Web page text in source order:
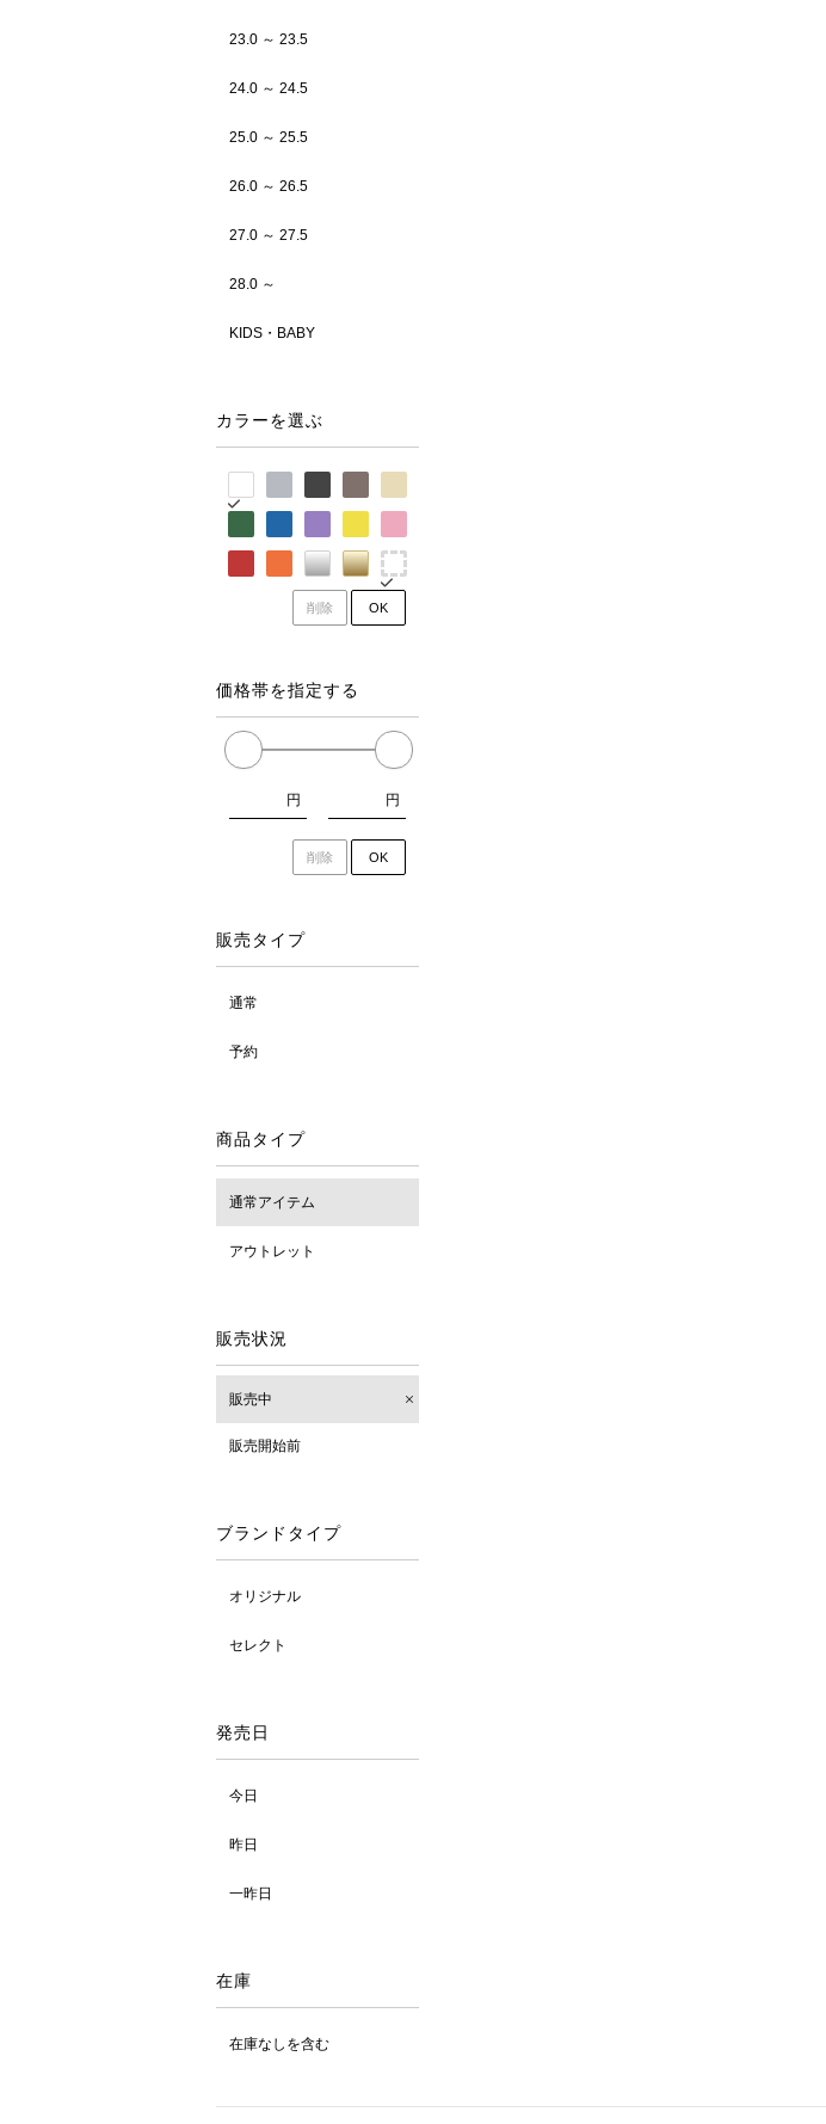
23.0 ～ 23.5
24.0 ～ 24.5
25.0 ～ 25.5
26.0 ～ 26.5
27.0 ～ 27.5
28.0 ～
KIDS・BABY
カラーを選ぶ
削除 OK
価格帯を指定する
円 円
削除 OK
販売タイプ
通常
予約
商品タイプ
通常アイテム
アウトレット
販売状況
販売中
販売開始前
ブランドタイプ
オリジナル
セレクト
発売日
今日
昨日
一昨日
在庫
在庫なしを含む